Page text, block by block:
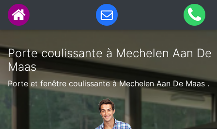
Porte coulissante à Mechelen Aan De
Maas
Porte et fenêtre coulissante à Mechelen Aan De Maas .